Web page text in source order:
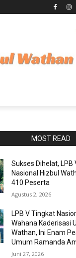
MOST READ
Sukses Dihelat, LPB
Nasional Hizbul
410 Peserta
Agustus 2, 2026
LPB V Tingkat
Wahana Kaderisasi
Wathan, Ini Enam
Umum Ramanda
Juni 27, 2026